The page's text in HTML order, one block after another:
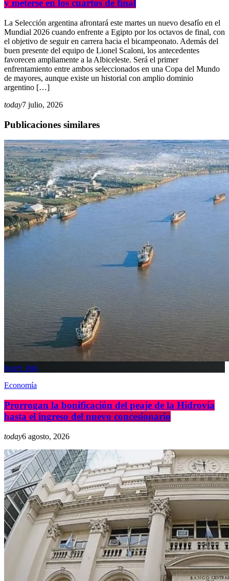
y meterse en los cuartos de final
La Selección argentina afrontará este martes un nuevo desafío en el
Mundial 2026 cuando enfrente a Egipto por los octavos de final, con
el objetivo de seguir en carrera hacia el bicampeonato. Además del
buen presente del equipo de Lionel Scaloni, los antecedentes
favorecen ampliamente a la Albiceleste. Será el primer
enfrentamiento entre ambos seleccionados en una Copa del Mundo
de mayores, aunque existe un historial con amplio dominio
argentino […]
today7 julio, 2026
Publicaciones similares
insert_link
Economía
Prorrogan la bonificación del peaje de la Hidrovía
hasta el ingreso del nuevo concesionario
today6 agosto, 2026